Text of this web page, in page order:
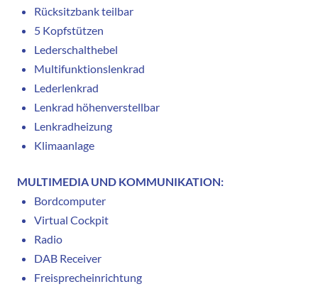
Rücksitzbank teilbar
5 Kopfstützen
Lederschalthebel
Multifunktionslenkrad
Lederlenkrad
Lenkrad höhenverstellbar
Lenkradheizung
Klimaanlage
MULTIMEDIA UND KOMMUNIKATION:
Bordcomputer
Virtual Cockpit
Radio
DAB Receiver
Freisprecheinrichtung